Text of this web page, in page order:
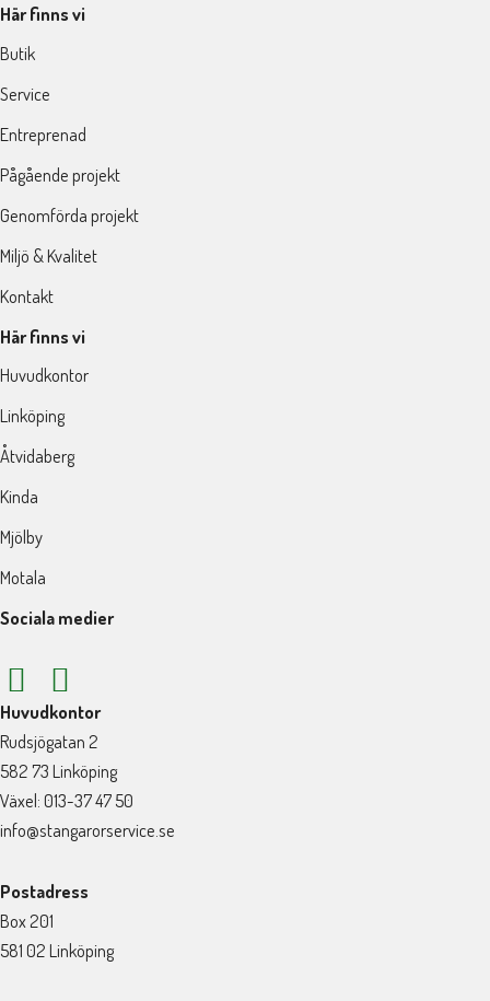
Här finns vi
Butik
Service
Entreprenad
Pågående projekt
Genomförda projekt
Miljö & Kvalitet
Kontakt
Här finns vi
Huvudkontor
Linköping
Åtvidaberg
Kinda
Mjölby
Motala
Sociala medier
Huvudkontor
Rudsjögatan 2
582 73 Linköping
Växel: 013-37 47 50
info@stangarorservice.se
Postadress
Box 201
581 02 Linköping